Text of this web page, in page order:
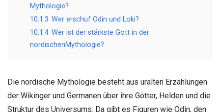
Mythologie?
10.1.3 Wer erschuf Odin und Loki?
10.1.4 Wer ist der stärkste Gott in der
nordischenMythologie?
Die nordische Mythologie besteht aus uralten Erzählungen
der Wikinger und Germanen über ihre Götter, Helden und die
Struktur des Universums. Da gibt es Figuren wie Odin, den